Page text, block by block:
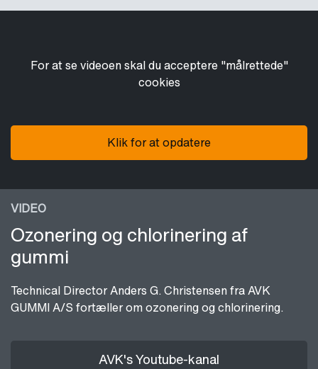
For at se videoen skal du acceptere "målrettede"
cookies
Klik for at opdatere
VIDEO
Ozonering og chlorinering af
gummi
Technical Director Anders G. Christensen fra AVK
GUMMI A/S fortæller om ozonering og chlorinering.
AVK's Youtube-kanal